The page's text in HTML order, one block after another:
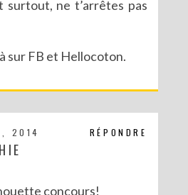
surtout, ne t’arrêtes pas
sur FB et Hellocoton.
RÉPONDRE
2014
concours!